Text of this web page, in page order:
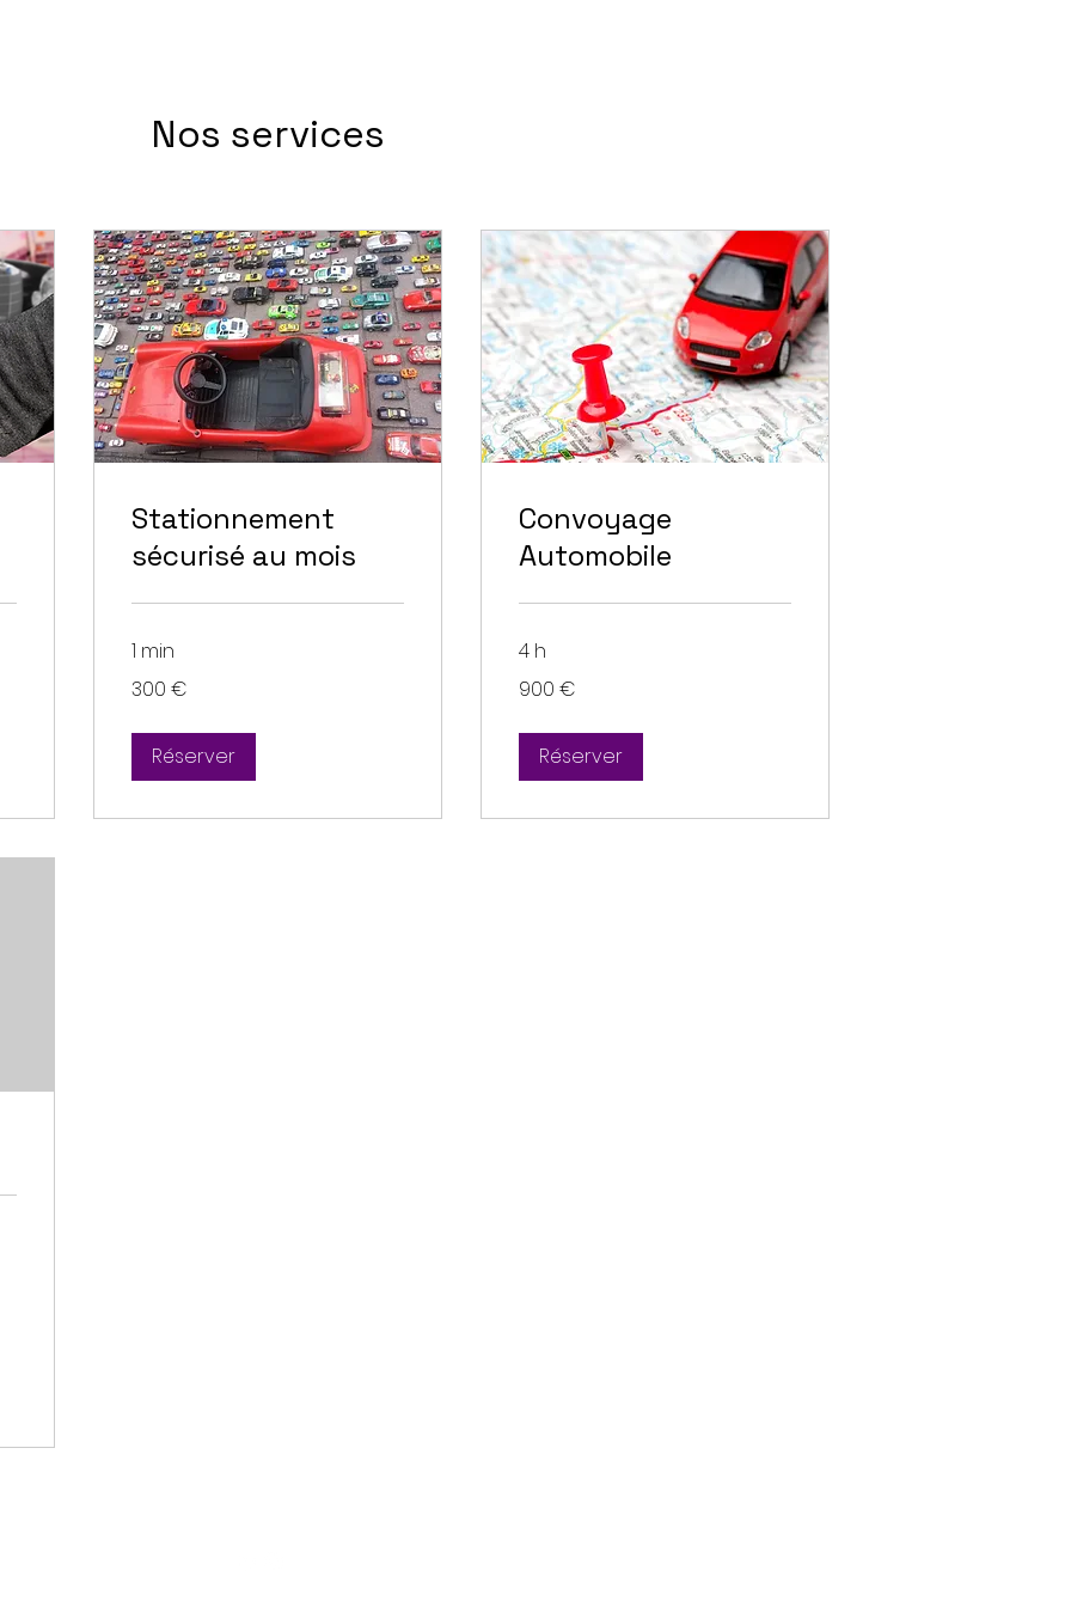
Nos services
Stationnement
sécurisé au mois
1 min
euros
300 €
Réserver
Convoyage
Automobile
4 h
euros
900 €
Réserver